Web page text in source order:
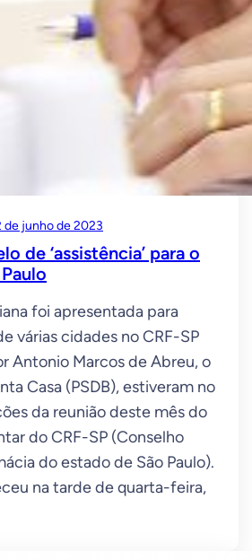
de junho de 2023
de ‘assistência’ para o
foi apresentada para
várias cidades no CRF-SP
Antonio Marcos de Abreu, o
Casa (PSDB), estiveram no
da reunião deste mês do
do CRF-SP (Conselho
do estado de São Paulo).
na tarde de quarta-feira,